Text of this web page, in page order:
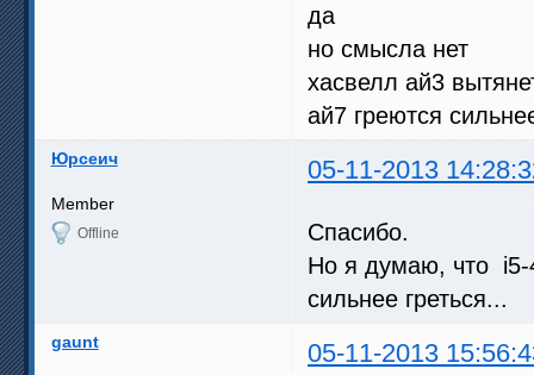
да
но смысла нет
хасвелл ай3
ай7 греются
Юрсеич 05-11-2013
Member
Offline
Спасибо.
Но я думаю, что i5-
сильнее греться...
gaunt 05-11-2013